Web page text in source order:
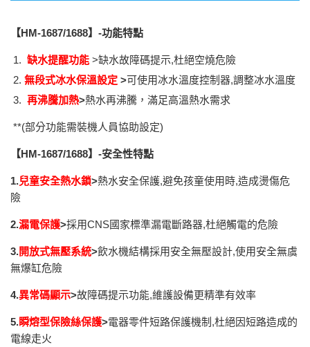
【HM-1687/1688】-功能特點
缺水提醒功能 >缺水故障碼提示,杜絕空燒危險
無段式冰水保溫設定 >可使用冰水溫度控制器,調整冰水溫度
再沸騰加熱>熱水再沸騰，滿足高溫熱水需求
**(部分功能需裝機人員協助設定)
【HM-1687/1688】-安全性特點
1.兒童安全熱水鎖>熱水安全保護,避免孩童使用時,造成燙傷危
險
2.漏電保護>採用CNS國家標準漏電斷路器,杜絕觸電的危險
3.開放式無壓系統>飲水機結構採用安全無壓設計,使用安全無虞
無爆缸危險
4.異常碼顯示>故障碼提示功能,維護設備更精準有效率
5.瞬熔型保險絲保護>電器零件短路保護機制,杜絕因短路造成的
電線走火